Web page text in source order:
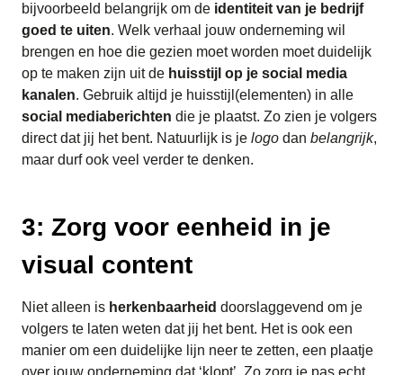
bijvoorbeeld belangrijk om de identiteit van je bedrijf
goed te uiten. Welk verhaal jouw onderneming wil
brengen en hoe die gezien moet worden moet duidelijk
op te maken zijn uit de huisstijl op je social media
kanalen. Gebruik altijd je huisstijl(elementen) in alle
social mediaberichten die je plaatst. Zo zien je volgers
direct dat jij het bent. Natuurlijk is je logo dan belangrijk,
maar durf ook veel verder te denken.
3: Zorg voor eenheid in je
visual content
Niet alleen is herkenbaarheid doorslaggevend om je
volgers te laten weten dat jij het bent. Het is ook een
manier om een duidelijke lijn neer te zetten, een plaatje